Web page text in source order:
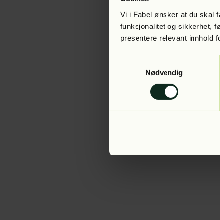
Vi i Fabel ønsker at du skal
funksjonalitet og sikkerhet,
presentere relevant innhold
Nødvendig
Application